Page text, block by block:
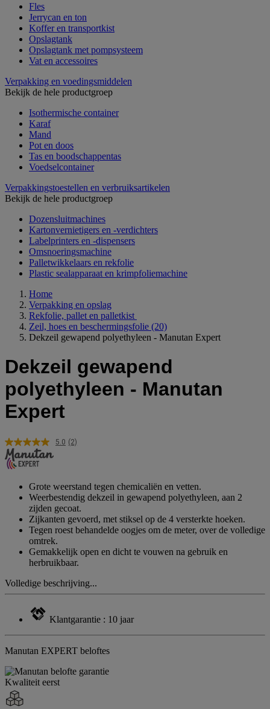
Fles
Jerrycan en ton
Koffer en transportkist
Opslagtank
Opslagtank met pompsysteem
Vat en accessoires
Verpakking en voedingsmiddelen
Bekijk de hele productgroep
Isothermische container
Karaf
Mand
Pot en doos
Tas en boodschappentas
Voedselcontainer
Verpakkingstoestellen en verbruiksartikelen
Bekijk de hele productgroep
Dozensluitmachines
Kartonvernietigers en -verdichters
Labelprinters en -dispensers
Omsnoeringsmachine
Palletwikkelaars en rekfolie
Plastic sealapparaat en krimpfoliemachine
Home
Verpakking en opslag
Rekfolie, pallet en palletkist
Zeil, hoes en beschermingsfolie (20)
Dekzeil gewapend polyethyleen - Manutan Expert
Dekzeil gewapend
polyethyleen - Manutan
Expert
5.0 Lees
paginalink.
(2)
Grote weerstand tegen chemicaliën en vetten.
Weerbestendig dekzeil in gewapend polyethyleen, aan 2
zijden gecoat.
Zijkanten gevoerd, met stiksel op de 4 versterkte hoeken.
Tegen roest behandelde oogjes om de meter, over de volledige
omtrek.
Gemakkelijk open en dicht te vouwen na gebruik en
herbruikbaar.
Volledige beschrijving...
Klantgarantie : 10 jaar
Manutan EXPERT beloftes
Kwaliteit eerst